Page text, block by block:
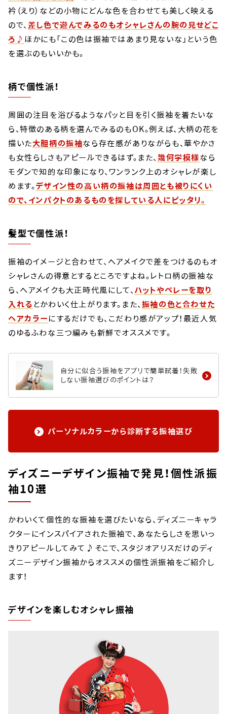
衿（えり）などの小物にどんな色を合わせても美しく映える
ので、 差し色で遊んでみるのもオシャレさんの腕の見せどこ
ろ♪ ほかにも「この色は振袖ではあまり見ないな」という色
を選ぶのもいいかも。
柄で個性派！
周囲の注目を浴びるようなパッと目を引く振袖を着たいな
ら、特徴のある柄を選んでみるのもOK。例えば、大柄の花を
描いた大胆柄の振袖なら存在感がありながらも、華やかさ
も女性らしさもアピールできるはず。また、 幾何学模様なら
モダンで知的な印象になり、ワンランク上のオシャレが楽し
めます。デザイン性の高い柄の振袖は周囲とも被りにくい
ので、インパクトのあるものを探している人にピッタリ。
髪型で個性派！
振袖のイメージと合わせて、ヘアメイクで差をつけるのもオ
シャレさんの得意とするところですよね。レトロ柄の振袖な
ら、ヘアメイクも大正時代風にして、 ハットやベレーを取り
入れる とかわいく仕上がります。また、 振袖の色と合わせた
ヘアカラー にするだけでも、こだわり感がアップ！最近人気
のゆるふわな三つ編みも新鮮でオススメです。
自分に似合う振袖をアプリで簡単試着！失敗
しない振袖選びのポイントは？
パーソナルカラーから診断する振袖選び
ディズニーデザイン振袖で発見！個性派振
袖10選
かわいくて個性的な振袖を選びたいなら、ディズニーキャラ
クターにインスパイアされた振袖で、あなたらしさを思いっ
きりアピールしてみて♪そこで、スタジオアリスだけのディ
ズニーデザイン振袖からオススメの個性派振袖をご紹介し
ます！
デザインを楽しむオシャレ振袖